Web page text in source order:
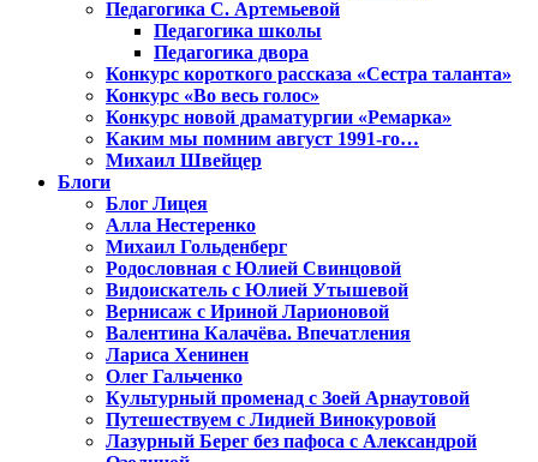
Педагогика С. Артемьевой
Педагогика школы
Педагогика двора
Конкурс короткого рассказа «Сестра таланта»
Конкурс «Во весь голос»
Конкурс новой драматургии «Ремарка»
Каким мы помним август 1991-го…
Михаил Швейцер
Блоги
Блог Лицея
Алла Нестеренко
Михаил Гольденберг
Родословная с Юлией Свинцовой
Видоискатель с Юлией Утышевой
Вернисаж с Ириной Ларионовой
Валентина Калачёва. Впечатления
Лариса Хенинен
Олег Гальченко
Культурный променад с Зоей Арнаутовой
Путешествуем с Лидией Винокуровой
Лазурный Берег без пафоса с Александрой